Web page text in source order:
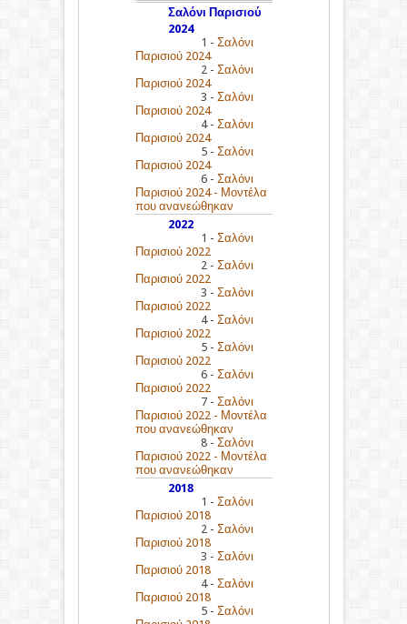
Σαλόνι Παρισιού
2024
1 - Σαλόνι
Παρισιού 2024
2 - Σαλόνι
Παρισιού 2024
3 - Σαλόνι
Παρισιού 2024
4 - Σαλόνι
Παρισιού 2024
5 - Σαλόνι
Παρισιού 2024
6 - Σαλόνι
Παρισιού 2024 - Μοντέλα
που ανανεώθηκαν
2022
1 - Σαλόνι
Παρισιού 2022
2 - Σαλόνι
Παρισιού 2022
3 - Σαλόνι
Παρισιού 2022
4 - Σαλόνι
Παρισιού 2022
5 - Σαλόνι
Παρισιού 2022
6 - Σαλόνι
Παρισιού 2022
7 - Σαλόνι
Παρισιού 2022 - Μοντέλα
που ανανεώθηκαν
8 - Σαλόνι
Παρισιού 2022 - Μοντέλα
που ανανεώθηκαν
2018
1 - Σαλόνι
Παρισιού 2018
2 - Σαλόνι
Παρισιού 2018
3 - Σαλόνι
Παρισιού 2018
4 - Σαλόνι
Παρισιού 2018
5 - Σαλόνι